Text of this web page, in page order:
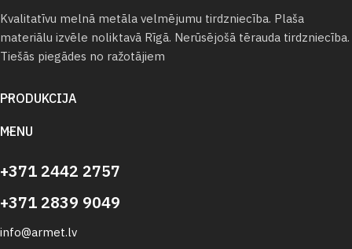
Kvalitatīvu melnā metāla velmējumu tirdzniecība. Plaša
materiālu izvēle noliktavā Rīgā. Nerūsējošā tērauda tirdzniecība.
Tiešās piegādes no ražotājiem
PRODUKCIJA
MENU
+371 2442 2757
+371 2839 9049
info@armet.lv